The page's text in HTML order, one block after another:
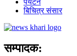
बिचित्र संसार
सम्पादक: